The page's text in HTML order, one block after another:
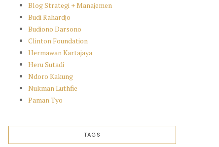
Blog Strategi + Manajemen
Budi Rahardjo
Budiono Darsono
Clinton Foundation
Hermawan Kartajaya
Heru Sutadi
Ndoro Kakung
Nukman Luthfie
Paman Tyo
TAGS